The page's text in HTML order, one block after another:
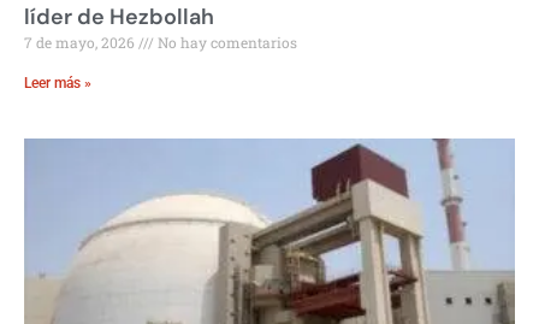
líder de Hezbollah
7 de mayo, 2026 No hay comentarios
Leer más »